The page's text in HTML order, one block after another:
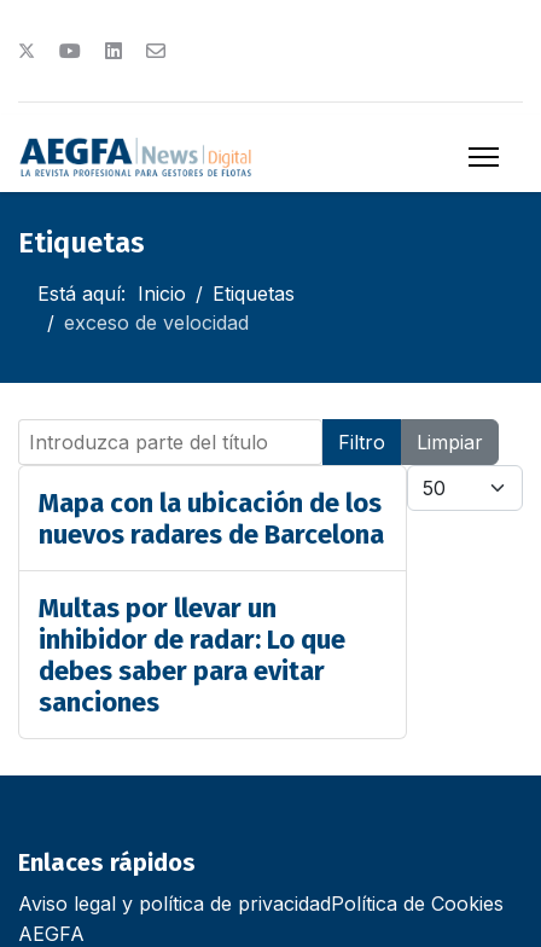
Etiquetas
Está aquí: Inicio
Etiquetas
exceso de velocidad
Introduzca parte del título Filtro
Limpiar
Cantidad
Mapa con la ubicación de los
nuevos radares de Barcelona
Multas por llevar un
inhibidor de radar: Lo que
debes saber para evitar
sanciones
Enlaces rápidos
Aviso legal y política de privacidadPolítica de Cookies
AEGFA